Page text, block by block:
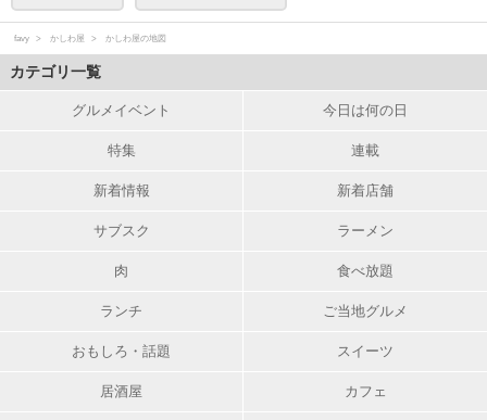
favy かしわ屋 かしわ屋の地図
カテゴリ一覧
グルメイベント 今日は何の日
特集 連載
新着情報 新着店舗
サブスク ラーメン
肉 食べ放題
ランチ ご当地グルメ
おもしろ・話題 スイーツ
居酒屋 カフェ